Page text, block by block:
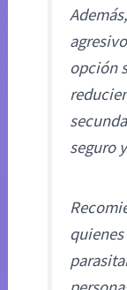
opción
seguro